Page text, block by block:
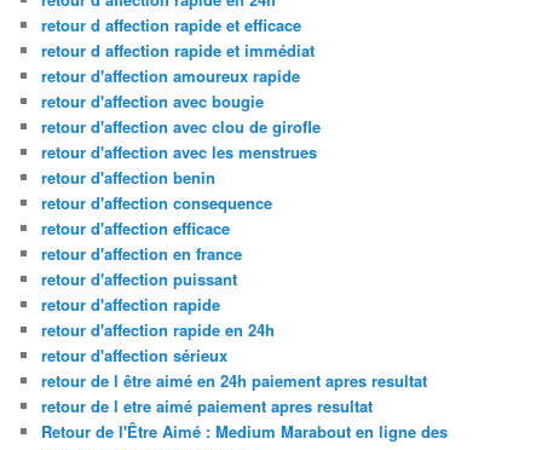
retour d affection rapide et efficace
retour d affection rapide et immédiat
retour d'affection amoureux rapide
retour d'affection avec bougie
retour d'affection avec clou de girofle
retour d'affection avec les menstrues
retour d'affection benin
retour d'affection consequence
retour d'affection efficace
retour d'affection en france
retour d'affection puissant
retour d'affection rapide
retour d'affection rapide en 24h
retour d'affection sérieux
retour de l être aimé en 24h paiement apres resultat
retour de l etre aimé paiement apres resultat
Retour de l'Être Aimé : Medium Marabout en ligne des